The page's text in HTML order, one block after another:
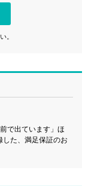
。
で出ています」ほ
た、満足保証のお